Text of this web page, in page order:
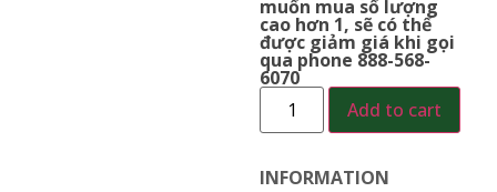
muốn mua số lượng
cao hơn 1, sẽ có thể
được giảm giá khi gọi
qua phone 888-568-
6070
Add to cart
INFORMATION